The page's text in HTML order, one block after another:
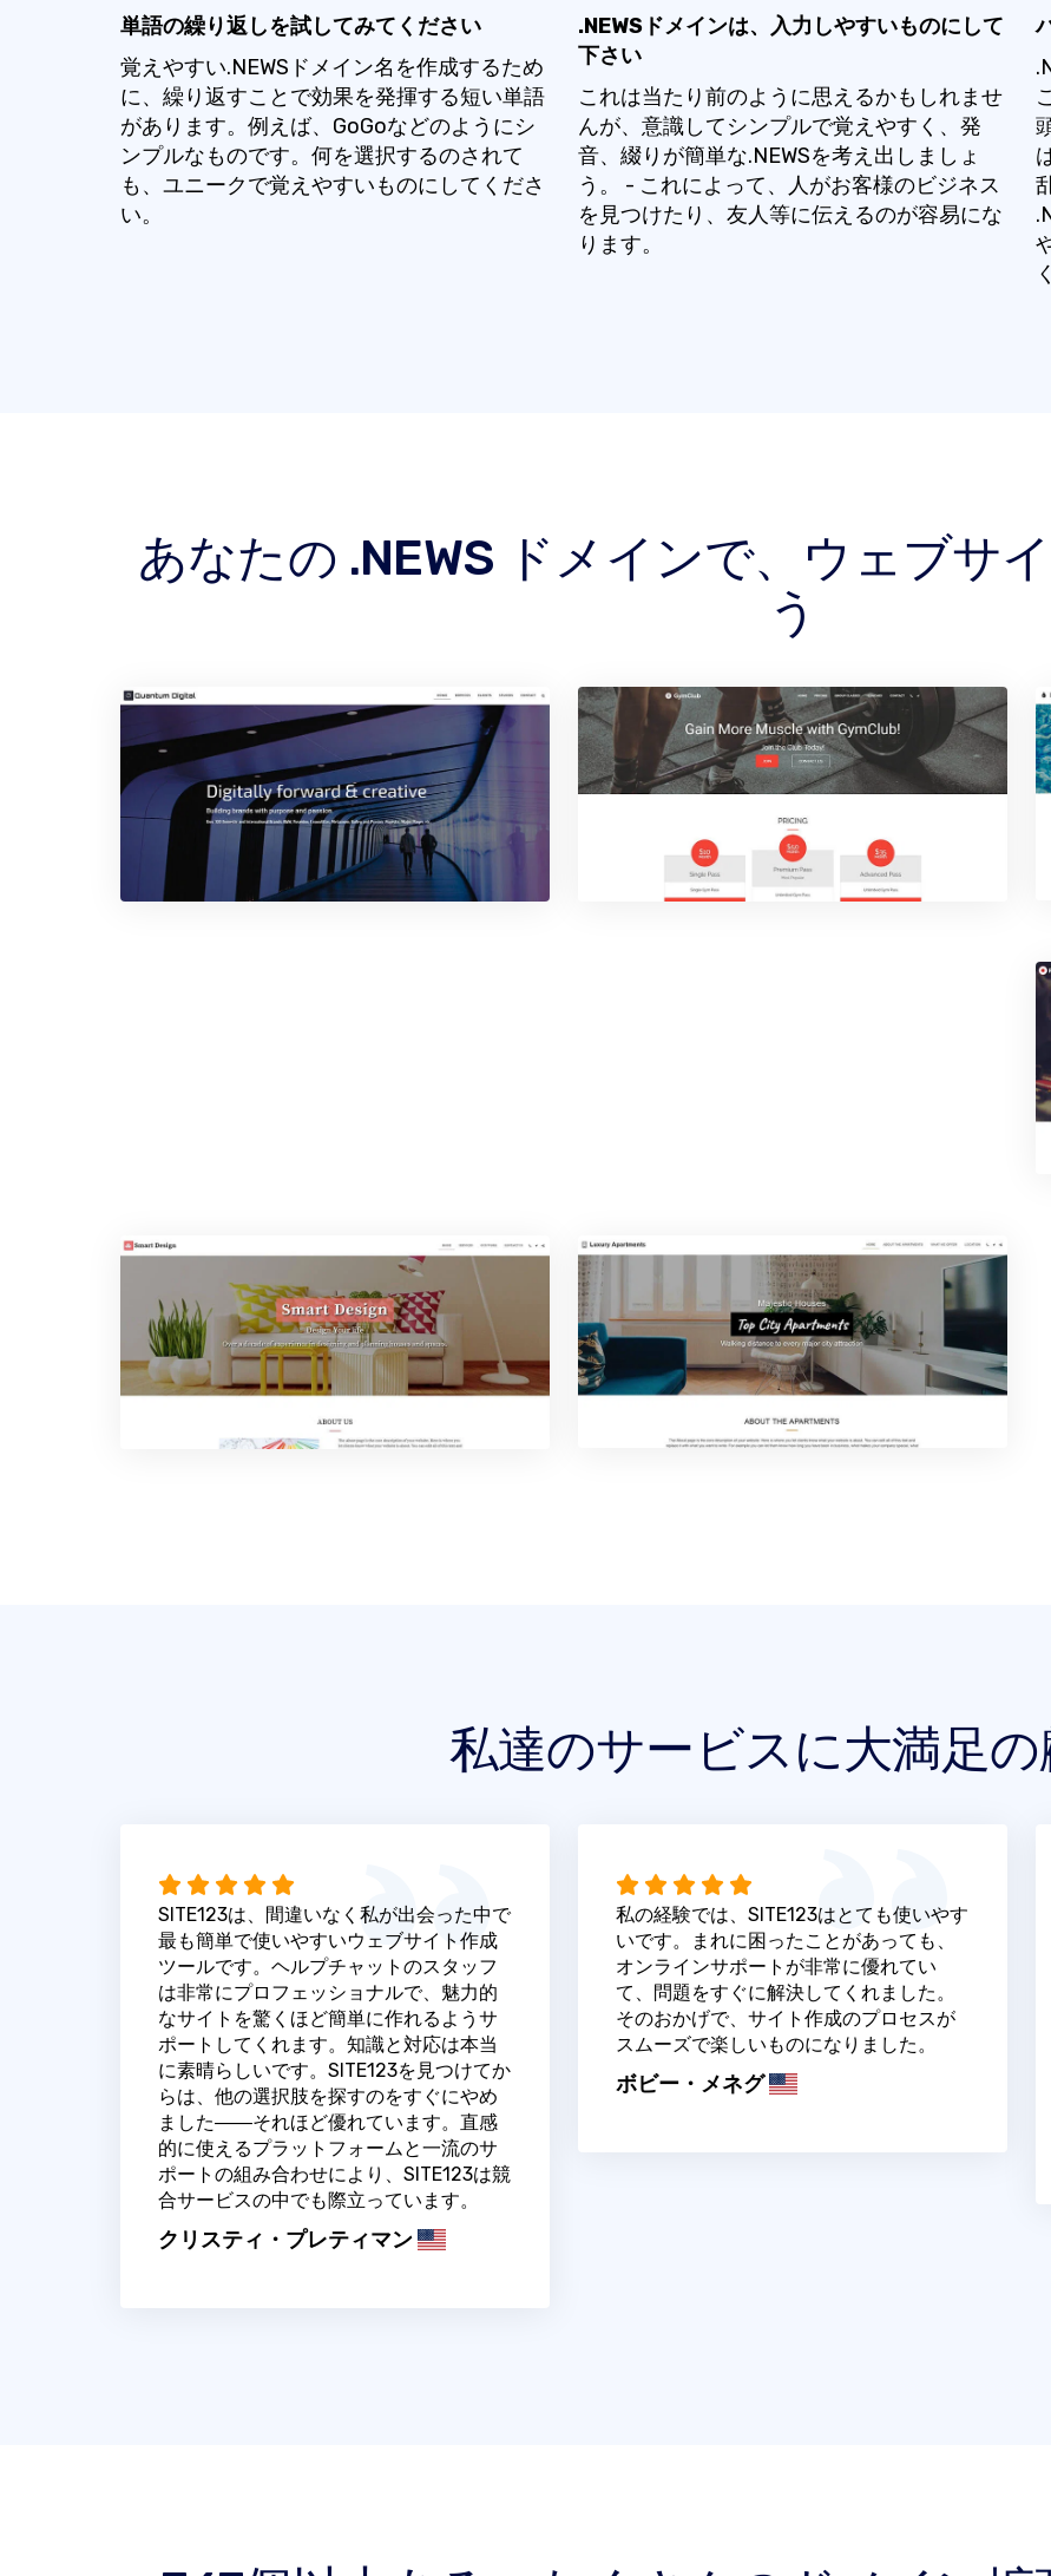
単語の繰り返しを試してみてください
覚えやすい.NEWSドメイン名を作成するため
に、繰り返すことで効果を発揮する短い単語
があります。例えば、GoGoなどのようにシ
ンプルなものです。何を選択するのされて
も、ユニークで覚えやすいものにしてくださ
い。
.NEWSドメインは、入力しやすいものにして
下さい
これは当たり前のように思えるかもしれませ
んが、意識してシンプルで覚えやすく、発
音、綴りが簡単な.NEWSを考え出しましょ
う。 - これによって、人がお客様のビジネス
を見つけたり、友人等に伝えるのが容易にな
ります。
あなたの .NEWS ドメインで、ウェブサ
う
私達のサービスに大満足の
SITE123は、間違いなく私が出会った中で
最も簡単で使いやすいウェブサイト作成
ツールです。ヘルプチャットのスタッフ
は非常にプロフェッショナルで、魅力的
なサイトを驚くほど簡単に作れるようサ
ポートしてくれます。知識と対応は本当
に素晴らしいです。SITE123を見つけてか
らは、他の選択肢を探すのをすぐにやめ
ました――それほど優れています。直感
的に使えるプラットフォームと一流のサ
ポートの組み合わせにより、SITE123は競
合サービスの中でも際立っています。
クリスティ・プレティマン
私の経験では、SITE123はとても使いやす
いです。まれに困ったことがあっても、
オンラインサポートが非常に優れてい
て、問題をすぐに解決してくれました。
そのおかげで、サイト作成のプロセスが
スムーズで楽しいものになりました。
ボビー・メネグ